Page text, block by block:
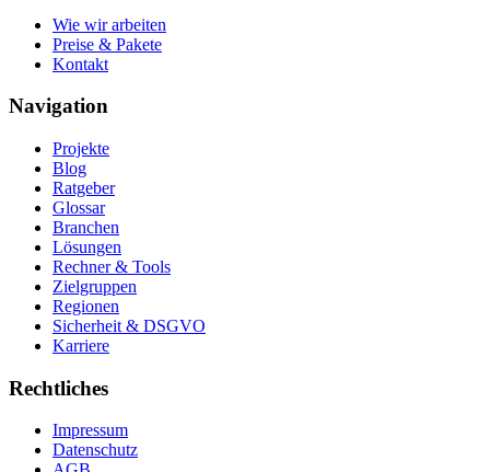
Wie wir arbeiten
Preise & Pakete
Kontakt
Navigation
Projekte
Blog
Ratgeber
Glossar
Branchen
Lösungen
Rechner & Tools
Zielgruppen
Regionen
Sicherheit & DSGVO
Karriere
Rechtliches
Impressum
Datenschutz